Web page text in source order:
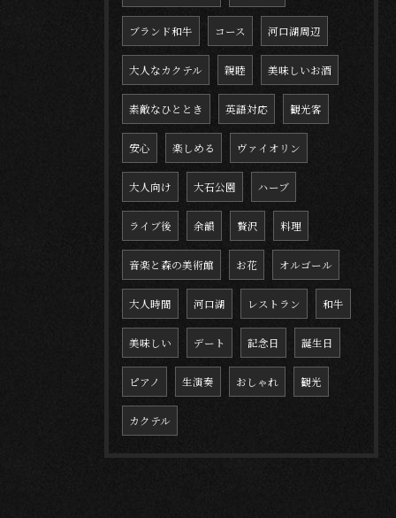
ブランド和牛 コース 河口湖周辺
大人なカクテル 親睦 美味しいお酒
素敵なひととき 英語対応 観光客
安心 楽しめる ヴァイオリン
大人向け 大石公園 ハーブ
ライブ後 余韻 贅沢 料理
音楽と森の美術館 お花 オルゴール
大人時間 河口湖 レストラン 和牛
美味しい デート 記念日 誕生日
ピアノ 生演奏 おしゃれ 観光
カクテル